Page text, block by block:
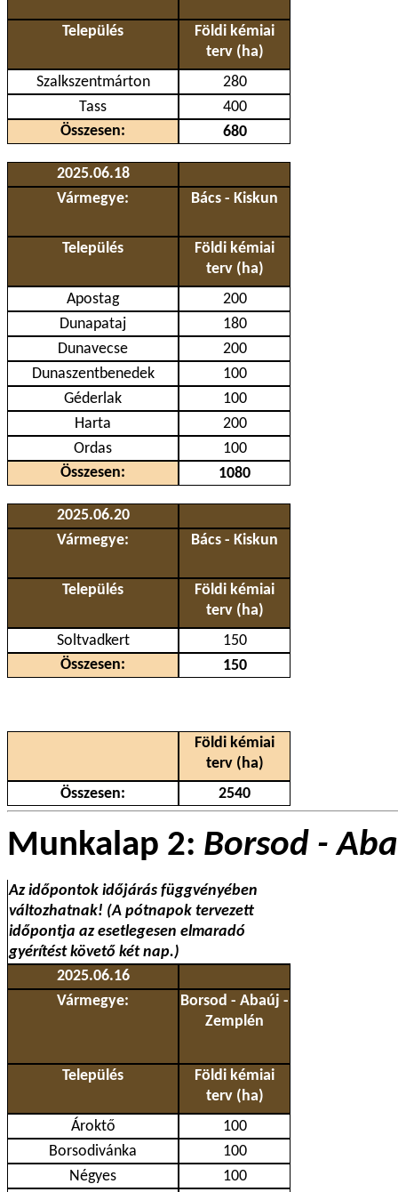
Település
Földi kémiai
terv (ha)
Szalkszentmárton
280
Tass
400
Összesen:
680
2025.06.18
Vármegye:
Bács - Kiskun
Település
Földi kémiai
terv (ha)
Apostag
200
Dunapataj
180
Dunavecse
200
Dunaszentbenedek
100
Géderlak
100
Harta
200
Ordas
100
Összesen:
1080
2025.06.20
Vármegye:
Bács - Kiskun
Település
Földi kémiai
terv (ha)
Soltvadkert
150
Összesen:
150
Földi kémiai
terv (ha)
Összesen:
2540
Munkalap 2: Borsod -
Az időpontok időjárás függvényében
változhatnak! (A pótnapok tervezett
időpontja az esetlegesen elmaradó
gyérítést követő két nap.)
2025.06.16
Vármegye:
Borsod - Abaúj -
Zemplén
Település
Földi kémiai
terv (ha)
Ároktő
100
Borsodivánka
100
Négyes
100